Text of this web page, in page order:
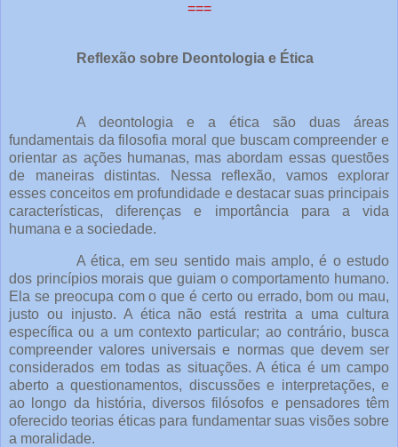
===
Reflexão sobre Deontologia e Ética
A deontologia e a ética são duas áreas
fundamentais da filosofia moral que buscam compreender e
orientar as ações humanas, mas abordam essas questões
de maneiras distintas. Nessa reflexão, vamos explorar
esses conceitos em profundidade e destacar suas principais
características, diferenças e importância para a vida
humana e a sociedade.
A ética, em seu sentido mais amplo, é o estudo
dos princípios morais que guiam o comportamento humano.
Ela se preocupa com o que é certo ou errado, bom ou mau,
justo ou injusto. A ética não está restrita a uma cultura
específica ou a um contexto particular; ao contrário, busca
compreender valores universais e normas que devem ser
considerados em todas as situações. A ética é um campo
aberto a questionamentos, discussões e interpretações, e
ao longo da história, diversos filósofos e pensadores têm
oferecido teorias éticas para fundamentar suas visões sobre
a moralidade.